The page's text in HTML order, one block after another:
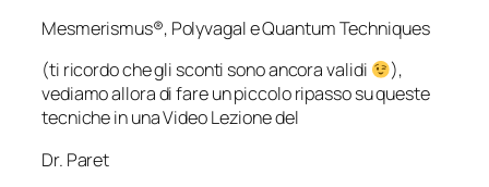
Mesmerismus®, Polyvagal e Quantum Techniques
(ti ricordo che gli sconti sono ancora validi
),
vediamo allora di fare un piccolo ripasso su queste
tecniche in una Video Lezione del
Dr. Paret